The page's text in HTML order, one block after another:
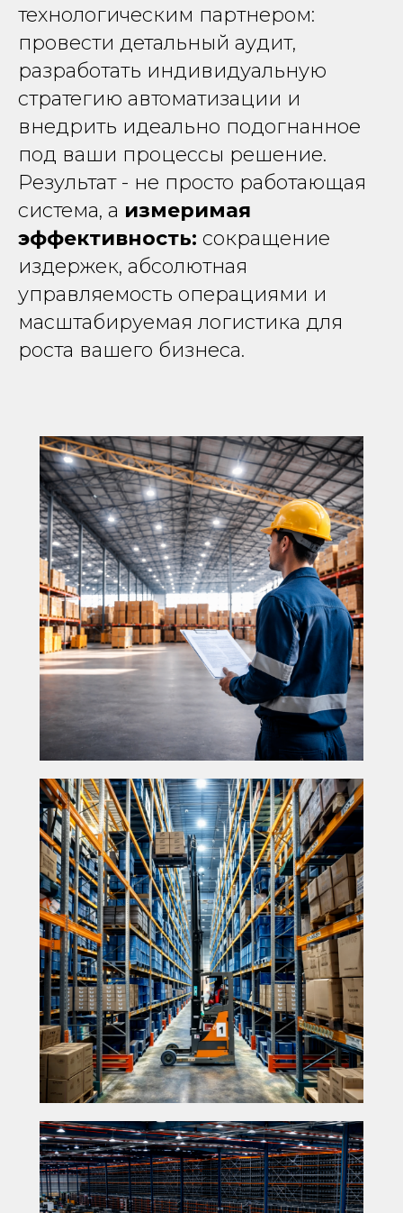
технологическим партнером:
провести детальный аудит,
разработать индивидуальную
стратегию автоматизации и
внедрить идеально подогнанное
под ваши процессы решение.
Результат - не просто работающая
система, а измеримая
эффективность: сокращение
издержек, абсолютная
управляемость операциями и
масштабируемая логистика для
роста вашего бизнеса.